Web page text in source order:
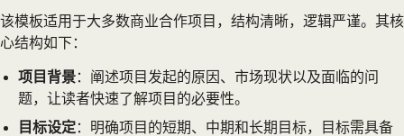
该模板适用于大多数商业合作项目，结构清晰，逻辑严谨。其核
心结构如下：
项目背景：阐述项目发起的原因、市场现状以及面临的问
题，让读者快速了解项目的必要性。
目标设定：明确项目的短期、中期和长期目标，目标需具备